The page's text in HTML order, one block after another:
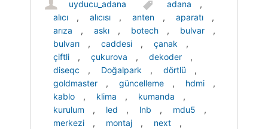
uyducu_adana adana
,
alıcı
, alıcısı , anten , aparatı
,
arıza
, askı , botech , bulvar
,
bulvarı
, caddesi , çanak
,
çiftli
, çukurova , dekoder
,
diseqc
, Doğalpark , dörtlü
,
goldmaster
, güncelleme , hdmi
,
kablo
, klima , kumanda
,
kurulum
, led , lnb , mdu5
,
merkezi
, montaj , next
,